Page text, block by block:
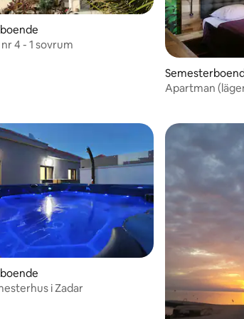
4 - 1 sovrum
Apartman
i Zadar